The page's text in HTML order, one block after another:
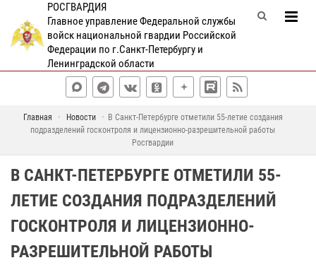
РОСГВАРДИЯ
Главное управление Федеральной службы
войск национальной гвардии Российской
Федерации по г.Санкт-Петербургу и
Ленинградской области
Главная Новости
В Санкт-Петербурге отметили 55-летие создания
подразделений госконтроля и лицензионно-разрешительной работы
Росгвардии
В САНКТ-ПЕТЕРБУРГЕ ОТМЕТИЛИ 55-
ЛЕТИЕ СОЗДАНИЯ ПОДРАЗДЕЛЕНИЙ
ГОСКОНТРОЛЯ И ЛИЦЕНЗИОННО-
РАЗРЕШИТЕЛЬНОЙ РАБОТЫ